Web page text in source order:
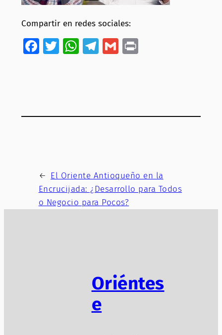
Compartir en redes sociales:
Facebook
Twitter
WhatsApp
Telegram
GmailPrint
← El Oriente Antioqueño en la
Encrucijada: ¿Desarrollo para Todos
o Negocio para Pocos?
Oriéntes
e